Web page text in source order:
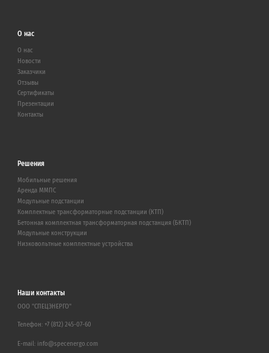
О нас
О нас
Новости
Заказчики
Отзывы
Сертификаты
Презентации
Контакты
Решения
Мобильные решения
Аренда ММПС
Модульные подстанции
Комплектные трансформаторные подстанции (КТП)
Бетонная комплектная трансформаторная подстанция (БКТП)
Модульные конструкции
Низковольтные комплектные устройства
Наши контакты
ООО "СПЕЦЭНЕРГО"
Телефон: +7 (812) 245-07-60
E-mail: info@specenergo.com